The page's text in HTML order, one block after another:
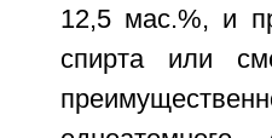
12,5 мас.%, и
спирта или